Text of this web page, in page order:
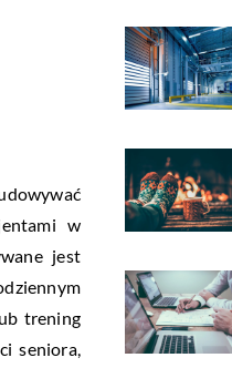
w
jest
trening
seniora,